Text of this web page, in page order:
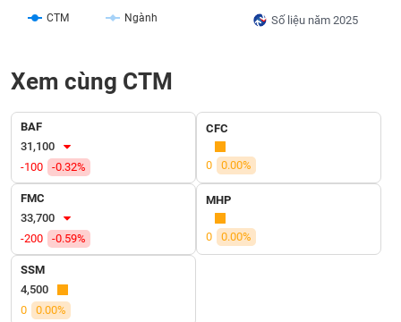
Số liệu năm 2025
CTM Ngành
Xem cùng CTM
BAF
31,100
-100
-0.32%
CFC
0 0.00%
FMC
33,700
-200
-0.59%
MHP
0 0.00%
SSM
4,500
0
0.00%
SỨC
TÀI
CHÍNH
CÔNG
NGHỆ
TIN